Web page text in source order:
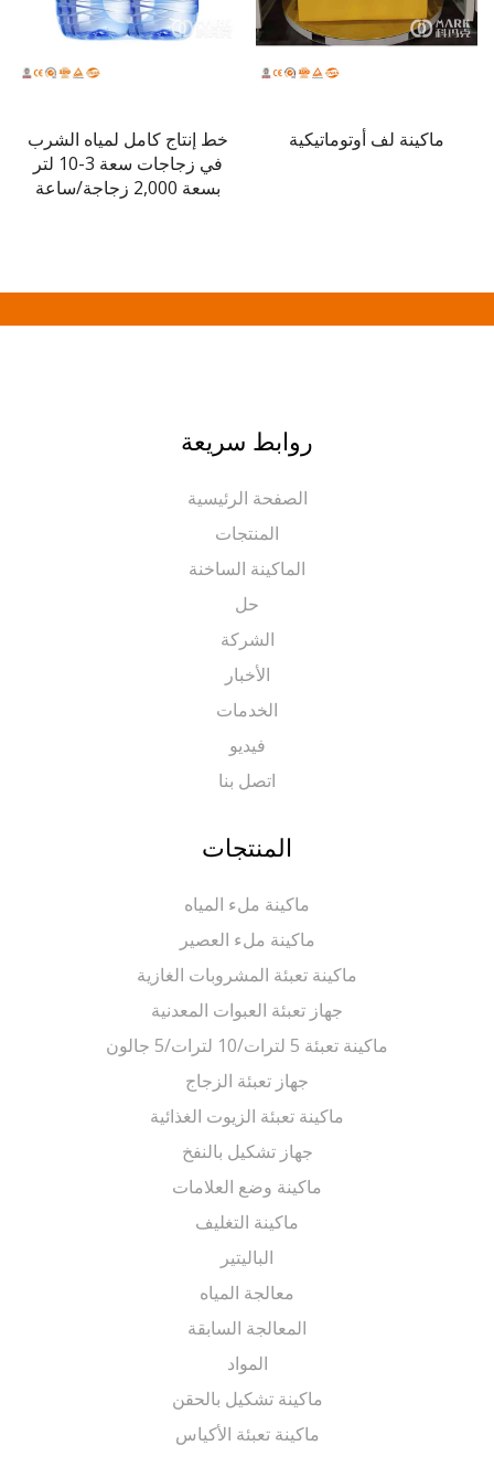
ماكينة لف أوتوماتيكية
خط إنتاج كامل لمياه الشرب
في زجاجات سعة 3-10 لتر
روابط سريعة
الصفحة الرئيسية
المنتجات
الماكينة الساخنة
الشركة
الخدمات
اتصل بنا
المنتجات
ماكينة ملء المياه
ماكينة ملء العصير
ماكينة تعبئة المشروبات الغازية
جهاز تعبئة العبوات المعدنية
ماكينة تعبئة 5 لترات/10 لترات/5 جالون
جهاز تعبئة الزجاج
ماكينة تعبئة الزيوت الغذائية
جهاز تشكيل بالنفخ
ماكينة وضع العلامات
ماكينة التغليف
الباليتير
معالجة المياه
المعالجة السابقة
ماكينة تشكيل بالحقن
ماكينة تعبئة الأكياس